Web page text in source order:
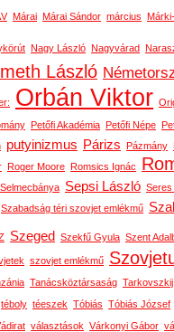
Márai Márai Sándor március
Nagy László Nagyvárad
László
Orbán Viktor
Petőfi Akadémia Petőfi Népe
putyinizmus Párizs Pázmány
Roger Moore Romsics Ignác
Selmecbánya Sepsi László
Szabadság téri szovjet emlékmű
Szeged Szekfű Gyula Szent
szovjet emlékmű
Tanácsköztársaság Tarkovszkij
téboly téeszek Tóbiás Tóbiás József
választások Várkonyi Gábor